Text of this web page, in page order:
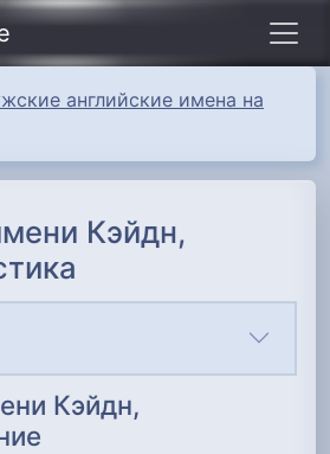
английские имена на
Кэйдн,
Кэйдн,